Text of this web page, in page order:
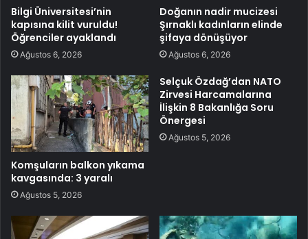
Bilgi Üniversitesi’nin
kapısına kilit vuruldu!
Öğrenciler ayaklandı
Ağustos 6, 2026
Doğanın nadir mucizesi
Şırnaklı kadınların elinde
şifaya dönüşüyor
Ağustos 6, 2026
Komşuların balkon yıkama
kavgasında: 3 yaralı
Ağustos 5, 2026
Selçuk Özdağ’dan NATO
Zirvesi Harcamalarına
İlişkin 8 Bakanlığa Soru
Önergesi
Ağustos 5, 2026